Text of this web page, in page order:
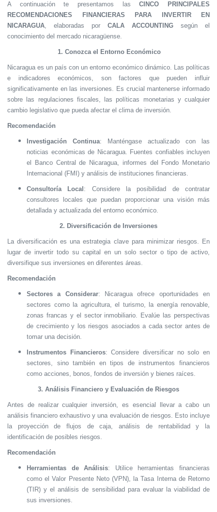
A continuación te presentamos lasCINCO PRINCIPALES
RECOMENDACIONES FINANCIERAS PARA INVERTIR EN
NICARAGUA, elaboradas por CALA ACCOUNTING según el
conocimiento del mercado nicaragüense.
1. Conozca el Entorno Económico
Nicaragua es un país con un entorno económico dinámico. Las políticas
e indicadores económicos, son factores que pueden influir
significativamente en las inversiones. Es crucial mantenerse informado
sobre las regulaciones fiscales, las políticas monetarias y cualquier
cambio legislativo que pueda afectar el clima de inversión.
Recomendación
Investigación Continua: Manténgase actualizado con las
noticias económicas de Nicaragua. Fuentes confiables incluyen
el Banco Central de Nicaragua, informes del Fondo Monetario
Internacional (FMI) y análisis de instituciones financieras.
Consultoría Local : Considere la posibilidad de contratar
consultores locales que puedan proporcionar una visión más
detallada y actualizada del entorno económico.
2. Diversificación de Inversiones
La diversificación es una estrategia clave para minimizar riesgos. En
lugar de invertir todo su capital en un solo sector o tipo de activo,
diversifique sus inversiones en diferentes áreas.
Recomendación
Sectores a Considerar: Nicaragua ofrece oportunidades en
sectores como la agricultura, el turismo, la energía renovable,
zonas francas y el sector inmobiliario. Evalúe las perspectivas
de crecimiento y los riesgos asociados a cada sector antes de
tomar una decisión.
Instrumentos Financieros: Considere diversificar no solo en
sectores, sino también en tipos de instrumentos financieros
como acciones, bonos, fondos de inversión y bienes raíces.
3. Análisis Financiero y Evaluación de Riesgos
Antes de realizar cualquier inversión, es esencial llevar a cabo un
análisis financiero exhaustivo y una evaluación de riesgos. Esto incluye
la proyección de flujos de caja, análisis de rentabilidad y la
identificación de posibles riesgos.
Recomendación
Herramientas de Análisis: Utilice herramientas financieras
como el Valor Presente Neto (VPN), la Tasa Interna de Retorno
(TIR) y el análisis de sensibilidad para evaluar la viabilidad de
sus inversiones.